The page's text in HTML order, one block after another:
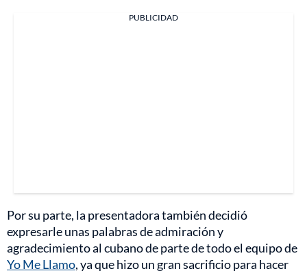
PUBLICIDAD
Por su parte, la presentadora también decidió
expresarle unas palabras de admiración y
agradecimiento al cubano de parte de todo el equipo de
Yo Me Llamo, ya que hizo un gran sacrificio para hacer